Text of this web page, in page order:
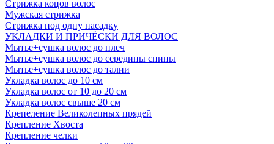
Стрижка коцов волос
Мужская стрижка
Стрижка под одну насадку
УКЛАДКИ И ПРИЧЁСКИ ДЛЯ ВОЛОС
Мытье+сушка волос до плеч
Мытье+сушка волос до середины спины
Мытье+сушка волос до талии
Укладка волос до 10 см
Укладка волос от 10 до 20 см
Укладка волос свыше 20 см
Крепеление Великолепных прядей
Крепление Хвоста
Крепление челки